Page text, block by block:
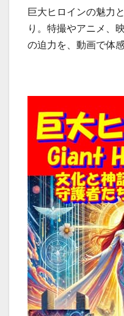
フ
レ
ア
フ
レ
ア
巨大ヒロインの魅力
り。特撮やアニメ、
の迫力を、動画で体